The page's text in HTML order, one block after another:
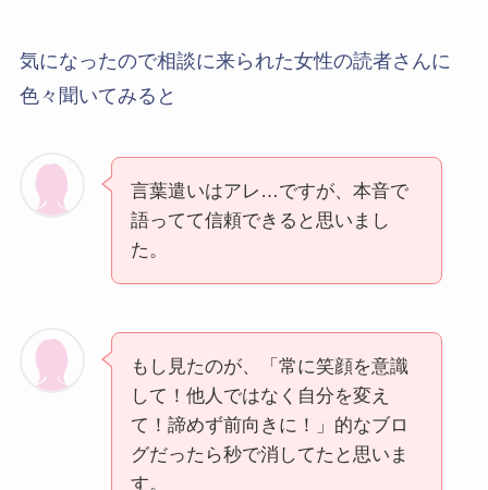
気になったので相談に来られた女性の読者さんに
色々聞いてみると
言葉遣いはアレ…ですが、本音で
語ってて信頼できると思いまし
た。
もし見たのが、「常に笑顔を意識
して！他人ではなく自分を変え
て！諦めず前向きに！」的なブロ
グだったら秒で消してたと思いま
す。